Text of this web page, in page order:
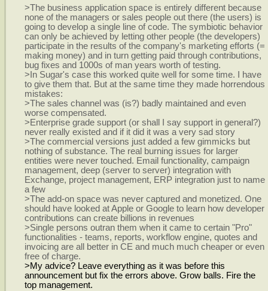
>The business application space is entirely different because
none of the managers or sales people out there (the users) is
going to develop a single line of code. The symbiotic behavior
can only be achieved by letting other people (the developers)
participate in the results of the company's marketing efforts (=
making money) and in turn getting paid through contributions,
bug fixes and 1000s of man years worth of testing.
>In Sugar's case this worked quite well for some time. I have
to give them that. But at the same time they made horrendous
mistakes:
>The sales channel was (is?) badly maintained and even
worse compensated.
>Enterprise grade support (or shall I say support in general?)
never really existed and if it did it was a very sad story
>The commercial versions just added a few gimmicks but
nothing of substance. The real burning issues for larger
entities were never touched. Email functionality, campaign
management, deep (server to server) integration with
Exchange, project management, ERP integration just to name
a few
>The add-on space was never captured and monetized. One
should have looked at Apple or Google to learn how developer
contributions can create billions in revenues
>Single persons outran them when it came to certain "Pro"
functionalities - teams, reports, workflow engine, quotes and
invoicing are all better in CE and much much cheaper or even
free of charge.
>My advice? Leave everything as it was before this
announcement but fix the errors above. Grow balls. Fire the
top management.